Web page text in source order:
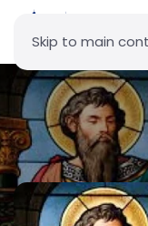
Skip to main